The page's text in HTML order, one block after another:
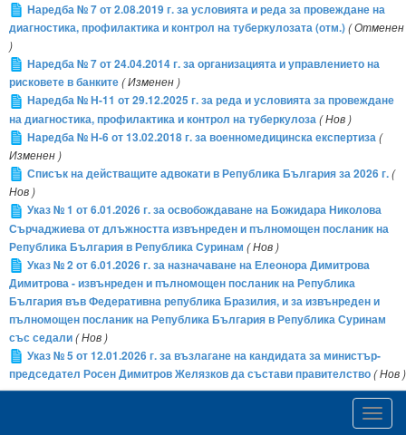
Наредба № 7 от 2.08.2019 г. за условията и реда за провеждане на
диагностика, профилактика и контрол на туберкулозата (отм.)( Отменен
)
Наредба № 7 от 24.04.2014 г. за организацията и управлението на
рисковете в банките( Изменен )
Наредба № Н-11 от 29.12.2025 г. за реда и условията за провеждане
на диагностика, профилактика и контрол на туберкулоза( Нов )
Наредба № Н-6 от 13.02.2018 г. за военномедицинска експертиза(
Изменен )
Списък на действащите адвокати в Република България за 2026 г.(
Нов )
Указ № 1 от 6.01.2026 г. за освобождаване на Божидара Николова
Сърчаджиева от длъжността извънреден и пълномощен посланик на
Република България в Република Суринам ( Нов )
Указ № 2 от 6.01.2026 г. за назначаване на Елеонора Димитрова
Димитрова - извънреден и пълномощен посланик на Република
България във Федеративна република Бразилия, и за извънреден и
пълномощен посланик на Република България в Република Суринам
със седали( Нов )
Указ № 5 от 12.01.2026 г. за възлагане на кандидата за министър-
председател Росен Димитров Желязков да състави правителство( Нов )